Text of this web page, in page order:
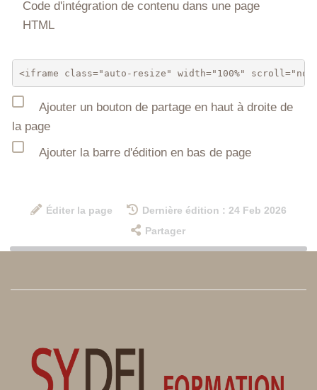
Code d'intégration de contenu dans une page
HTML
Ajouter un bouton de partage en haut à droite de
la page
Ajouter la barre d'édition en bas de page
Éditer la page
Dernière édition : 24 Feb 2026
Partager